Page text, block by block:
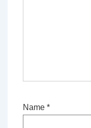
Name *